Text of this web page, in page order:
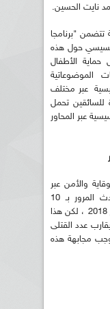
نايت الحسين.
تتضمن "برنامجا
حول هذه
الأطفال
الموضوعاتية
عبر مختلف
للسائقين تحمل
عبر المحاور
والأمن عبر
الطرق، إلى انخفاض نسبة ضحايا حوادث المرور بـ 10
بالمائة خلال السبعة أشهر الأولى من العام 2018 ، لكن هذا
عدد القتلى
مجابهة هذه